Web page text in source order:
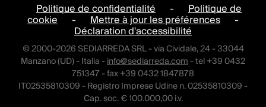
Politique de confidentialité - Politique de
cookie - Mettre à jour les préférences -
Déclaration d'accessibilité
© 2000-2026 SEDIARREDA SRL - via Cividale, 24 - 33044
Manzano (UD) - Italia -info@sediarreda.com- tel +39 0432
751347 - fax +39 0432 1847878
IT02535810309 - Registro Imprese Udine n. 02535810309 -
Cap. soc. € 100.000,00 i.v.